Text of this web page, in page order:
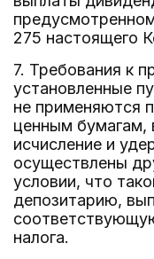
275 настоящего
7. Требования к
установленные
не применяются
ценным бумагам,
исчисление и
осуществлены
условии, что
депозитарию,
налога.